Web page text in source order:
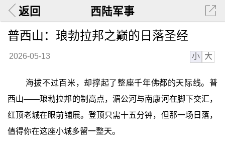
返回 西陆军事
普西山：琅勃拉邦之巅的日落圣经
2026-05-13 小 大
海拔不过百米，却撑起了整座千年佛都的天际线。普
西山——琅勃拉邦的制高点，湄公河与南康河在脚下交汇，
红顶老城在眼前铺展。登顶只需十五分钟，但那一场日落，
值得你在这座小城多留一整天。